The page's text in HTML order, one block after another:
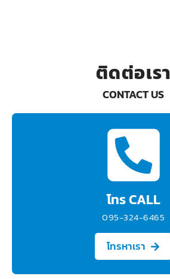
CONTACT US
ติดต่อเรา
095-324-6465
โทร CALL
โทรหาเรา